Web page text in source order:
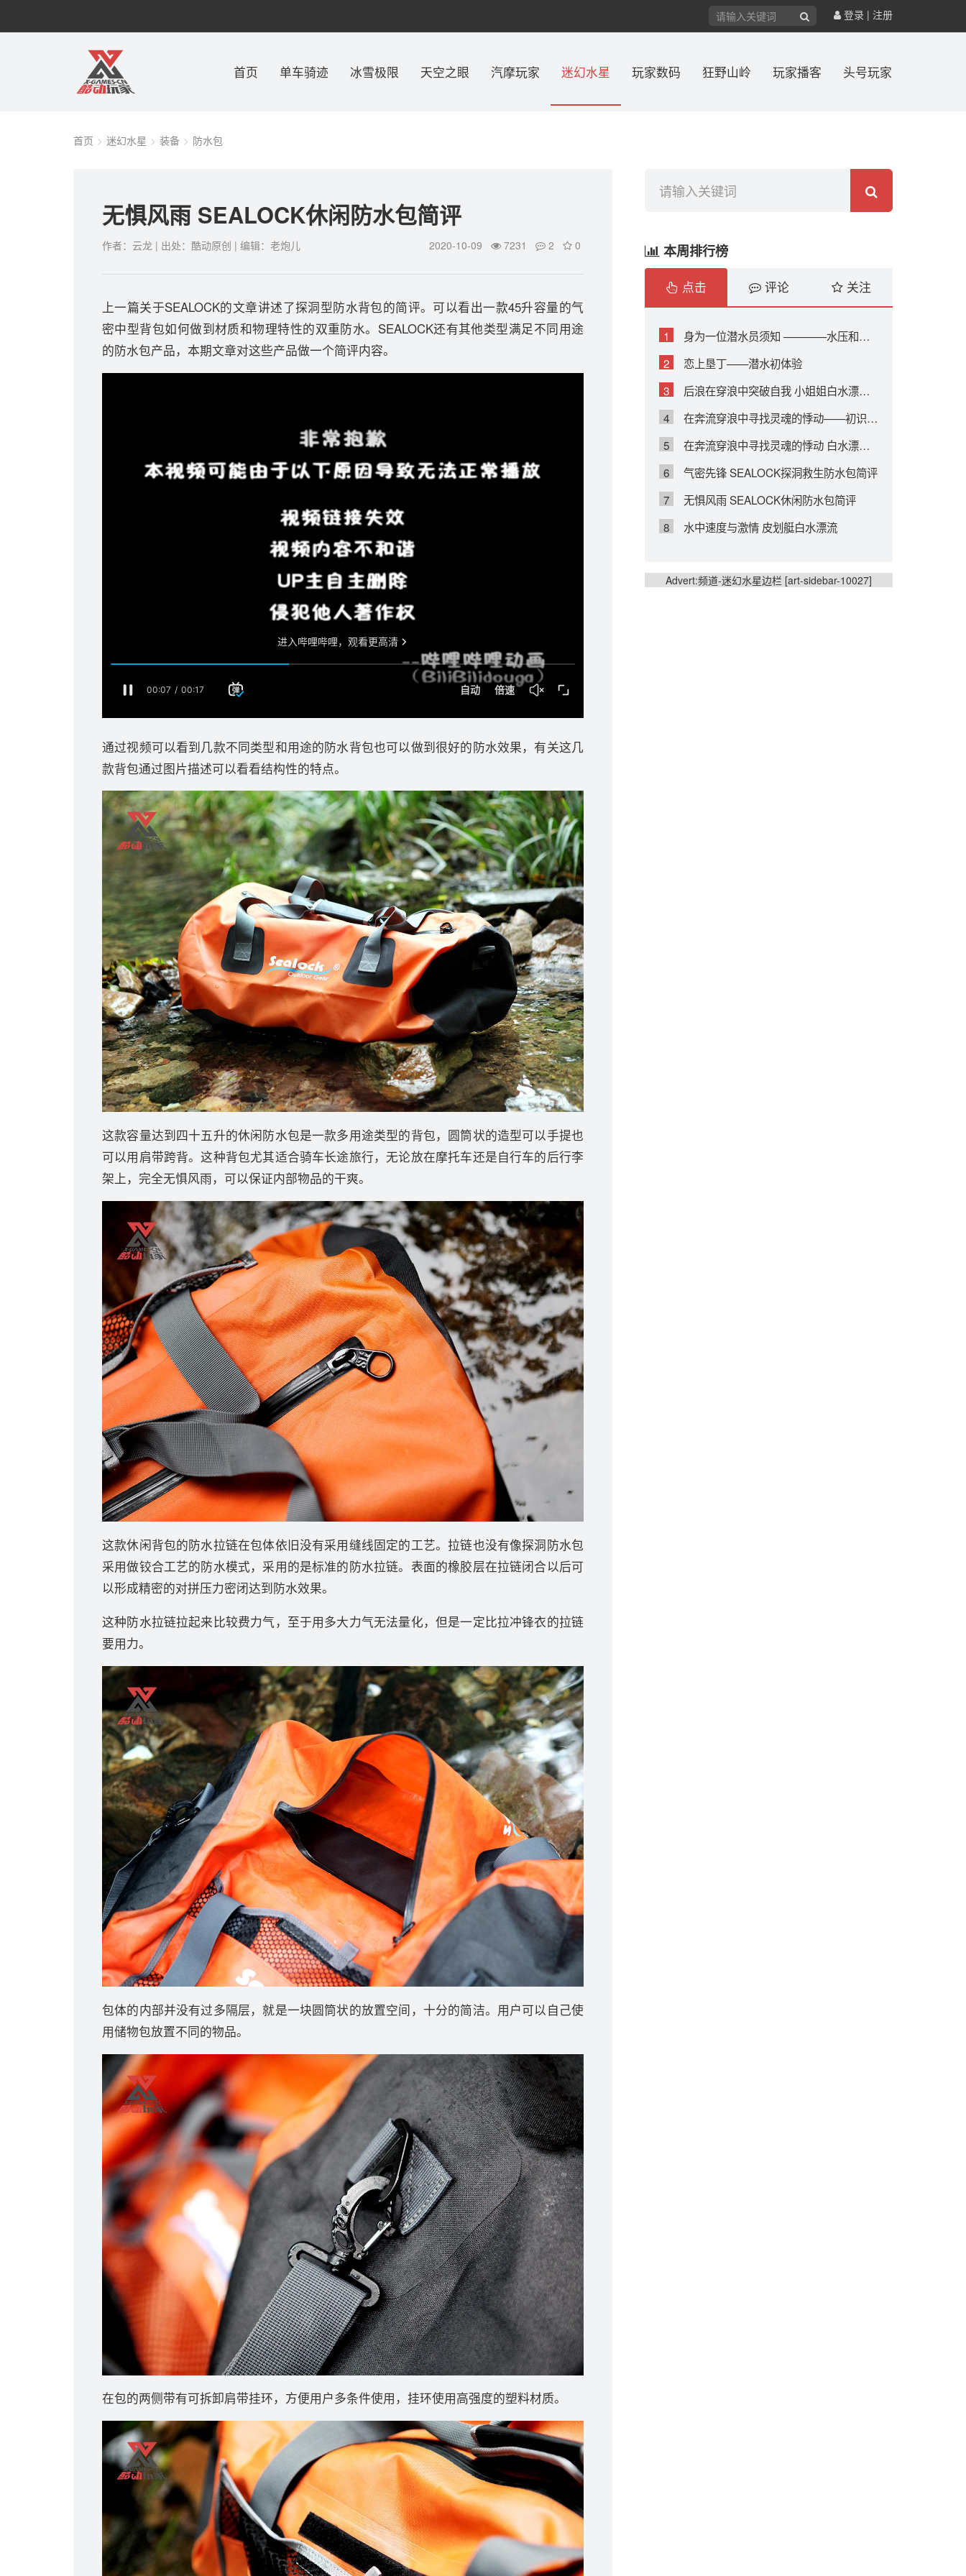
登录 | 注册
首页 单车骑迹 冰雪极限 天空之眼 汽摩玩家 迷幻水星 玩家数码 狂野山岭 玩家播客 头号玩家
首页 迷幻水星 装备 防水包
无惧风雨 SEALOCK休闲防水包简评
作者：云龙 | 出处：酷动原创 | 编辑：老炮儿 2020-10-09 7231 2 0
上一篇关于SEALOCK的文章讲述了探洞型防水背包的简评。可以看出一款45升容量的气
密中型背包如何做到材质和物理特性的双重防水。SEALOCK还有其他类型满足不同用途
的防水包产品，本期文章对这些产品做一个简评内容。
通过视频可以看到几款不同类型和用途的防水背包也可以做到很好的防水效果，有关这几
款背包通过图片描述可以看看结构性的特点。
这款容量达到四十五升的休闲防水包是一款多用途类型的背包，圆筒状的造型可以手提也
可以用肩带跨背。这种背包尤其适合骑车长途旅行，无论放在摩托车还是自行车的后行李
架上，完全无惧风雨，可以保证内部物品的干爽。
这款休闲背包的防水拉链在包体依旧没有采用缝线固定的工艺。拉链也没有像探洞防水包
采用做铰合工艺的防水模式，采用的是标准的防水拉链。表面的橡胶层在拉链闭合以后可
以形成精密的对拼压力密闭达到防水效果。
这种防水拉链拉起来比较费力气，至于用多大力气无法量化，但是一定比拉冲锋衣的拉链
要用力。
包体的内部并没有过多隔层，就是一块圆筒状的放置空间，十分的简洁。用户可以自己使
用储物包放置不同的物品。
在包的两侧带有可拆卸肩带挂环，方便用户多条件使用，挂环使用高强度的塑料材质。
本周排行榜
点击 评论 关注
1
身为一位潜水员须知 ————水压和空气体积的影响
2
恋上垦丁——潜水初体验
3
后浪在穿浪中突破自我 小姐姐白水漂流初体验
4
在奔流穿浪中寻找灵魂的悸动——初识白水漂流
5
在奔流穿浪中寻找灵魂的悸动 白水漂流训练
6
气密先锋 SEALOCK探洞救生防水包简评
7
无惧风雨 SEALOCK休闲防水包简评
8
水中速度与激情 皮划艇白水漂流
Advert:频道-迷幻水星边栏 [art-sidebar-10027]